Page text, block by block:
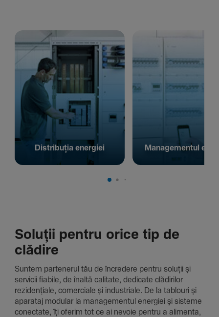
Distribuția energiei Managementul
Soluții pentru orice tip de
clădire
Suntem parte­nerul tău de încre­dere pentru soluții și
servicii fiabile, de înaltă cali­tate, dedi­cate clădi­rilor
rezi­den­țiale, comer­ciale și indus­triale. De la tablouri și
aparataj modular la managementul energiei și sisteme
conec­tate, îți oferim tot ce ai nevoie pentru a alimenta,